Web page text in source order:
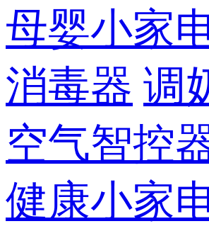
母婴小家
消毒器 调
空气智控
健康小家